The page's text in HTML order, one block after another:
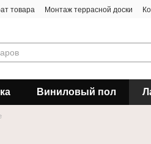
товара Монтаж террасной доски
Виниловый пол